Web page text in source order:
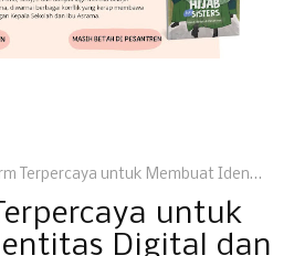
untuk Membuat Identitas Digital dan Langkah Pembuatannya
untuk
Digital dan